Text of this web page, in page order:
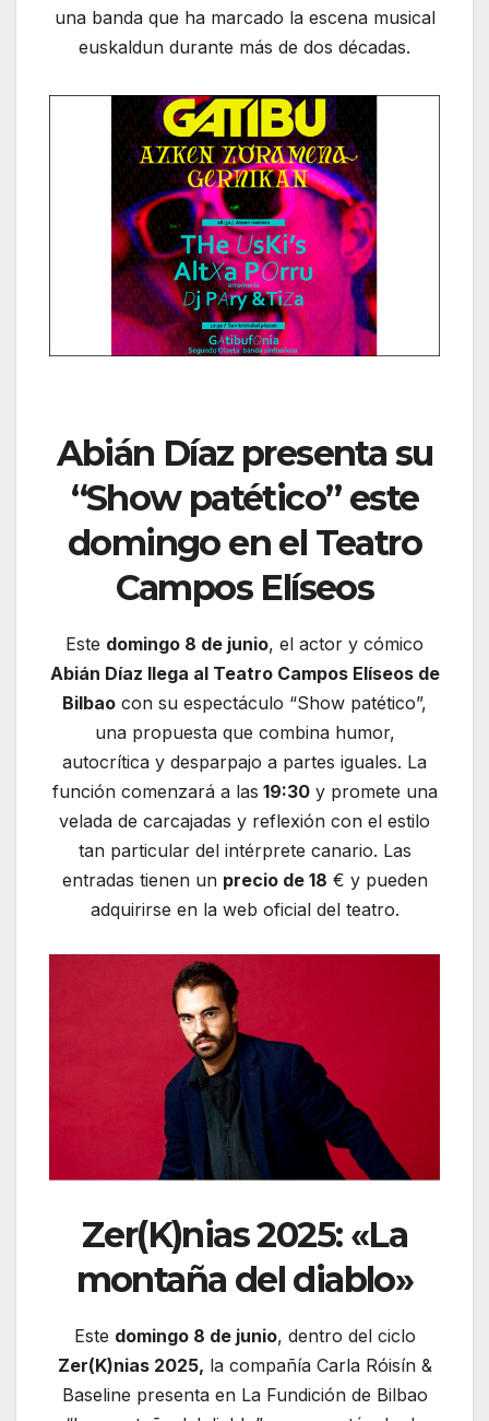
una banda que ha marcado la escena musical
euskaldun durante más de dos décadas.
Abián Díaz presenta su
“Show patético” este
domingo en el Teatro
Campos Elíseos
Este domingo 8 de junio, el actor y cómico
Abián Díaz llega al Teatro Campos Elíseos de
Bilbao con su espectáculo “Show patético”,
una propuesta que combina humor,
autocrítica y desparpajo a partes iguales. La
función comenzará a las 19:30y promete una
velada de carcajadas y reflexión con el estilo
tan particular del intérprete canario. Las
entradas tienen un precio de 18 € y pueden
adquirirse en la web oficial del teatro.
Zer(K)nias 2025: «La
montaña del diablo»
Este domingo 8 de junio, dentro del ciclo
Zer(K)nias 2025, la compañía Carla Róisín &
Baseline presenta en La Fundición de Bilbao